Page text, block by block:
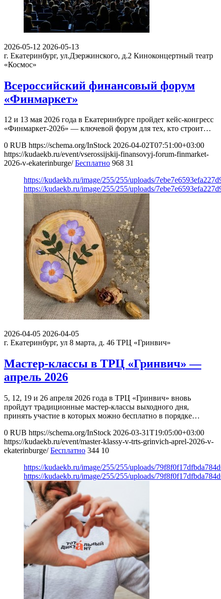
2026-05-12 2026-05-13
г. Екатеринбург, ул.Дзержинского, д.2 Киноконцертный театр
«Космос»
Всероссийский финансовый форум
«Финмаркет»
12 и 13 мая 2026 года в Екатеринбурге пройдет кейс-конгресс
«Финмаркет-2026» — ключевой форум для тех, кто строит…
0 RUB https://schema.org/InStock 2026-04-02T07:51:00+03:00
https://kudaekb.ru/event/vserossijskij-finansovyj-forum-finmarket-
2026-v-ekaterinburge/ Бесплатно 968 31
https://kudaekb.ru/image/255/255/uploads/
https://kudaekb.ru/image/255/255/uploads/
2026-04-05 2026-04-05
г. Екатеринбург, ул 8 марта, д. 46 ТРЦ «Гринвич»
Мастер-классы в ТРЦ «Гринвич» —
апрель 2026
5, 12, 19 и 26 апреля 2026 года в ТРЦ «Гринвич» вновь
пройдут традиционные мастер-классы выходного дня,
принять участие в которых можно бесплатно в порядке…
0 RUB https://schema.org/InStock 2026-03-31T19:05:00+03:00
https://kudaekb.ru/event/master-klassy-v-trts-grinvich-aprel-2026-v-
ekaterinburge/ Бесплатно 344 10
https://kudaekb.ru/image/255/255/uploads/
https://kudaekb.ru/image/255/255/uploads/